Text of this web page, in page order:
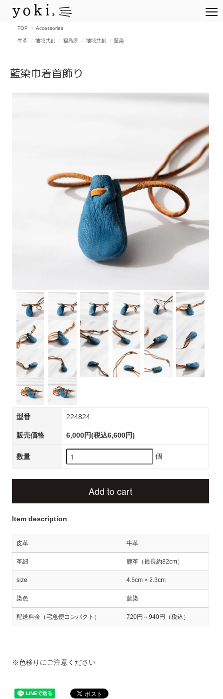
TOP Accessories
牛革 地域共創 福島県 地域共創 藍染
藍染巾着首飾り
型番 224824
販売価格 6,000円(税込6,600円)
数量 個
Add to cart
Item description
皮革 牛革
革紐 鹿革（最長約82cm）
size 4.5cm × 2.3cm
染色 藍染
配送料金（宅急便コンパクト） 720円～940円（税込）
※色移りにご注意ください